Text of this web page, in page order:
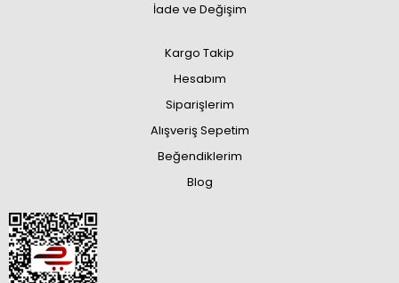
İade ve Değişim
Kargo Takip
Hesabım
Siparişlerim
Alışveriş Sepetim
Beğendiklerim
Blog